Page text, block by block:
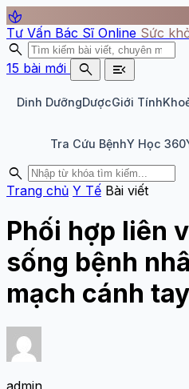
spa
Tư Vấn Bác Sĩ Online Sức
search
15 bài mới search menu_open
Dinh DưỡngDượcGiới Tính
Tra Cứu BệnhY Học 360
search
Trang chủ Y Tế Bài viết
Phối hợp liên
sống bệnh
mạch cánh tay
admin